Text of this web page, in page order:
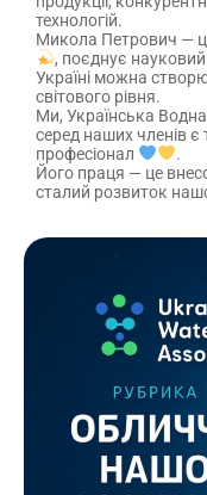
технологій.
Микола Петрович —
, поєднує науковий
Україні можна
світового рівня.
Ми, Українська
серед наших членів є
професіонал
.
Його праця — це
сталий розвиток